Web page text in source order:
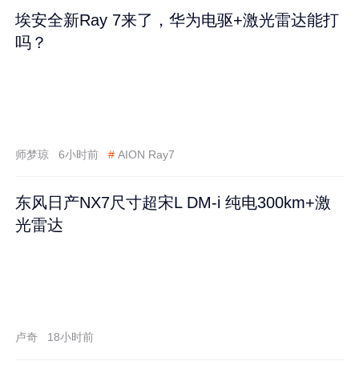
埃安全新Ray 7来了，华为电驱+激光雷达能打
吗？
师梦琼 6小时前 # AION Ray7
东风日产NX7尺寸超宋L DM-i 纯电300km+激
光雷达
卢奇 18小时前